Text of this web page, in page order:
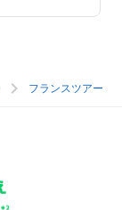
フランスツアー